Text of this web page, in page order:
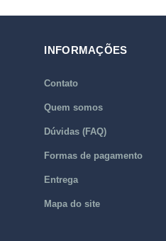
INFORMAÇÕES
Contato
Quem somos
Dúvidas (FAQ)
Formas de pagamento
Entrega
Mapa do site